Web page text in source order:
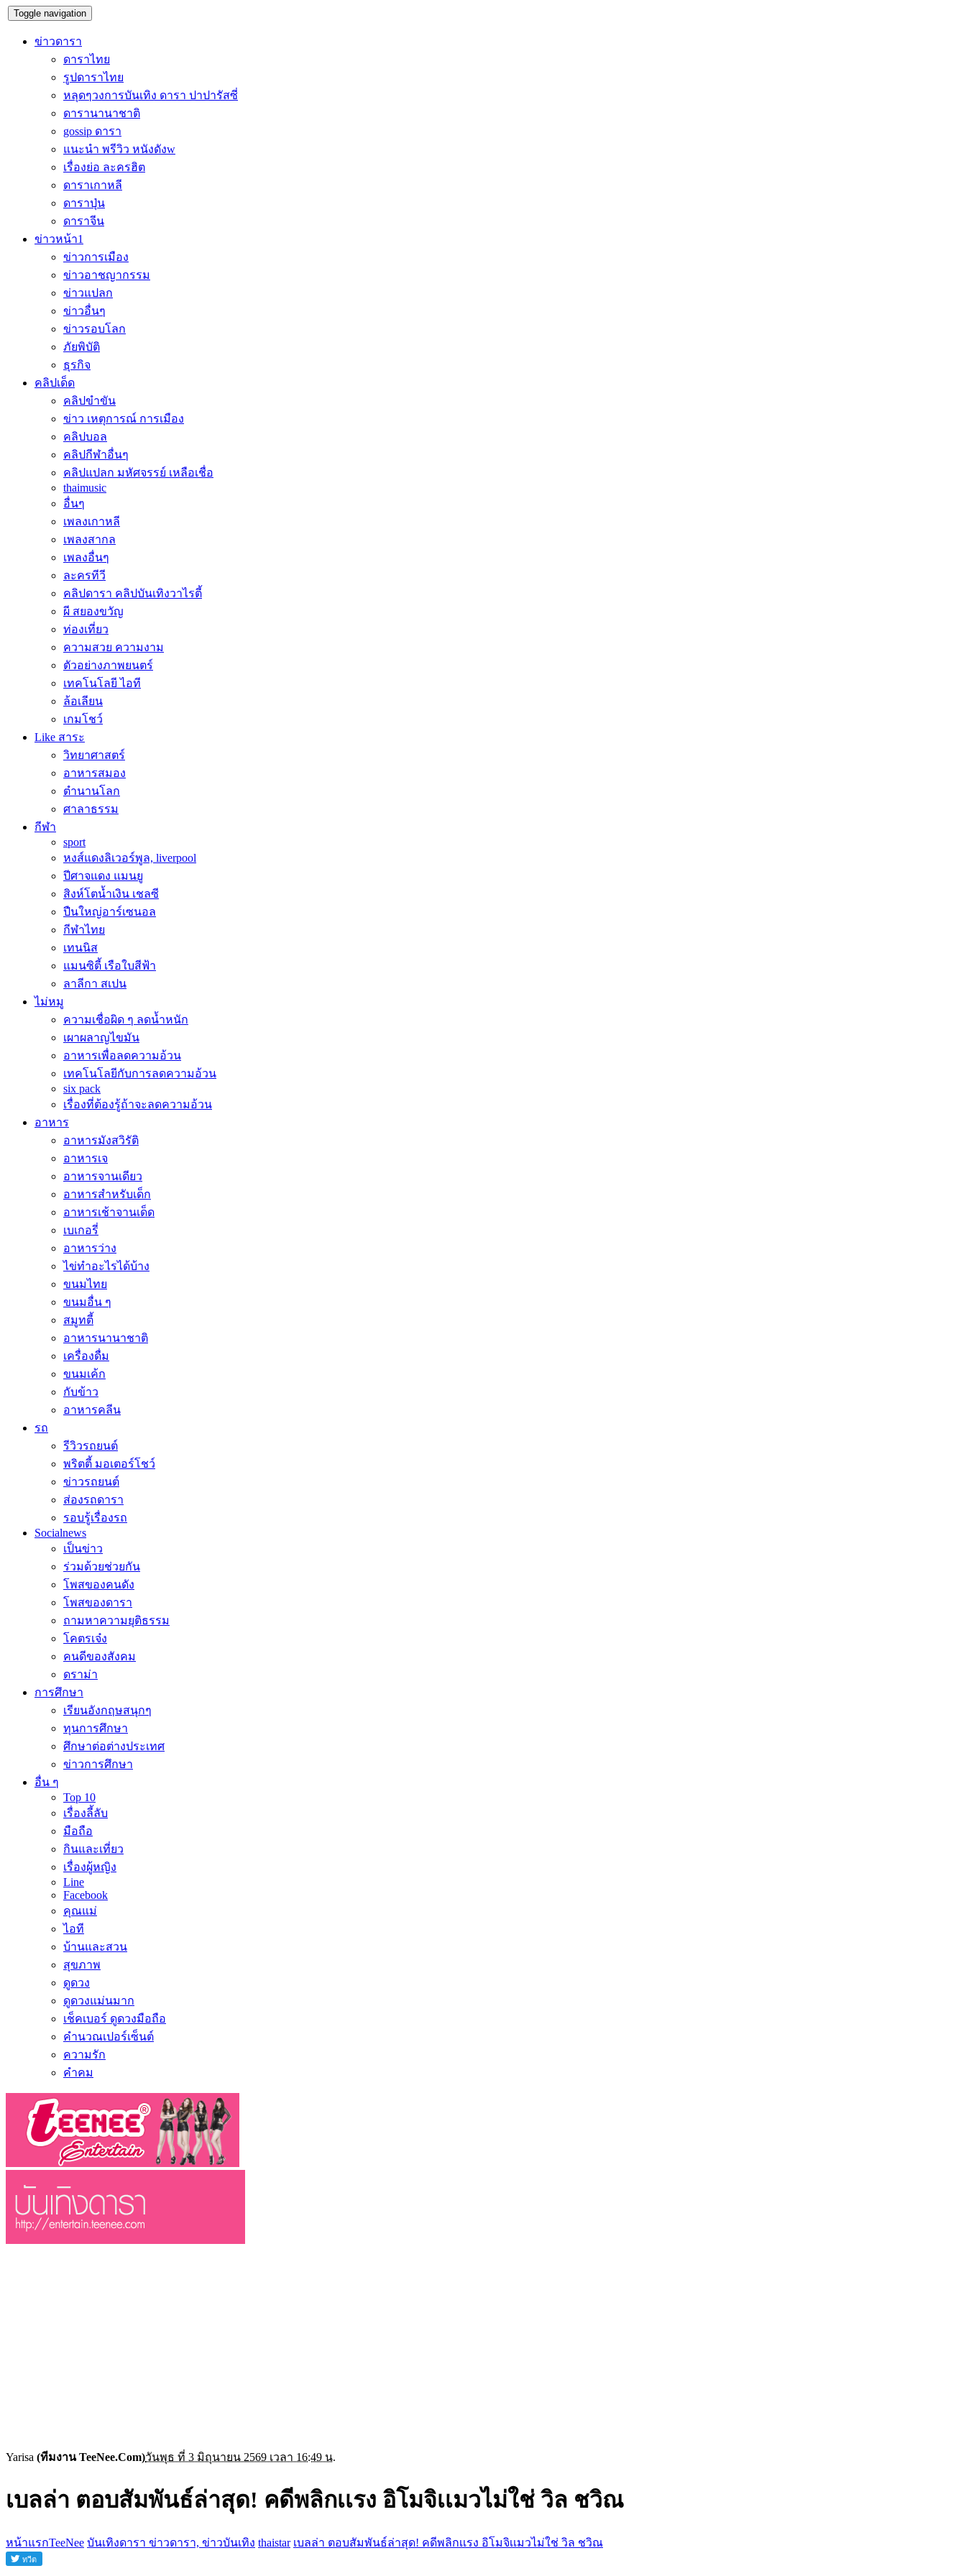
Toggle navigation
ข่าวดารา
ดาราไทย
รูปดาราไทย
หลุดๆวงการบันเทิง ดารา ปาปารัสซี่
ดารานานาชาติ
gossip ดารา
แนะนำ พรีวิว หนังดังw
เรื่องย่อ ละครฮิต
ดาราเกาหลี
ดาราปุ่น
ดาราจีน
ข่าวหน้า1
ข่าวการเมือง
ข่าวอาชญากรรม
ข่าวแปลก
ข่าวอื่นๆ
ข่าวรอบโลก
ภัยพิบัติ
ธุรกิจ
คลิปเด็ด
คลิปขำขัน
ข่าว เหตุการณ์ การเมือง
คลิปบอล
คลิปกีฬาอื่นๆ
คลิปแปลก มหัศจรรย์ เหลือเชื่อ
thaimusic
อื่นๆ
เพลงเกาหลี
เพลงสากล
เพลงอื่นๆ
ละครทีวี
คลิปดารา คลิปบันเทิงวาไรตี้
ผี สยองขวัญ
ท่องเที่ยว
ความสวย ความงาม
ตัวอย่างภาพยนตร์
เทคโนโลยี ไอที
ล้อเลียน
เกมโชว์
Like สาระ
วิทยาศาสตร์
อาหารสมอง
ตำนานโลก
ศาลาธรรม
กีฬา
sport
หงส์แดงลิเวอร์พูล, liverpool
ปีศาจแดง แมนยู
สิงห์โตน้ำเงิน เชลซี
ปืนใหญ่อาร์เซนอล
กีฬาไทย
เทนนิส
แมนซิตี้ เรือใบสีฟ้า
ลาลีกา สเปน
ไม่หมู
ความเชื่อผิด ๆ ลดน้ำหนัก
เผาผลาญไขมัน
อาหารเพื่อลดความอ้วน
เทคโนโลยีกับการลดความอ้วน
six pack
เรื่องที่ต้องรู้ถ้าจะลดความอ้วน
อาหาร
อาหารมังสวิรัติ
อาหารเจ
อาหารจานเดียว
อาหารสำหรับเด็ก
อาหารเช้าจานเด็ด
เบเกอรี่
อาหารว่าง
ไข่ทำอะไรได้บ้าง
ขนมไทย
ขนมอื่น ๆ
สมูทตี้
อาหารนานาชาติ
เครื่องดื่ม
ขนมเค้ก
กับข้าว
อาหารคลีน
รถ
รีวิวรถยนต์
พริตตี้ มอเตอร์โชว์
ข่าวรถยนต์
ส่องรถดารา
รอบรู้เรื่องรถ
Socialnews
เป็นข่าว
ร่วมด้วยช่วยกัน
โพสของคนดัง
โพสของดารา
ถามหาความยุติธรรม
โคตรเจ๋ง
คนดีของสังคม
ดราม่า
การศึกษา
เรียนอังกฤษสนุกๆ
ทุนการศึกษา
ศึกษาต่อต่างประเทศ
ข่าวการศึกษา
อื่น ๆ
Top 10
เรื่องลี้ลับ
มือถือ
กินและเที่ยว
เรื่องผู้หญิง
Line
Facebook
คุณแม่
ไอที
บ้านและสวน
สุขภาพ
ดูดวง
ดูดวงแม่นมาก
เช็คเบอร์ ดูดวงมือถือ
คำนวณเปอร์เซ็นต์
ความรัก
คำคม
Yarisa (ทีมงาน TeeNee.Com)วันพุธ ที่ 3 มิถุนายน 2569 เวลา 16:49 น.
เบลล่า ตอบสัมพันธ์ล่าสุด! คดีพลิกเเรง อิโมจิเเมวไม่ใช่ วิล ชวิณ
หน้าแรกTeeNee บันเทิงดารา ข่าวดารา, ข่าวบันเทิง thaistar เบลล่า ตอบสัมพันธ์ล่าสุด! คดีพลิกเเรง อิโมจิเเมวไม่ใช่ วิล ชวิณ